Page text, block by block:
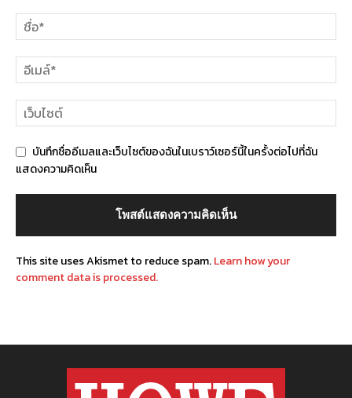
บันทึกชื่ออีเมลและเว็บไซต์ของฉันในเบราว์เซอร์นี้ในครั้งต่อไปที่ฉัน
แสดงความคิดเห็น
This site uses Akismet to reduce spam.Learn how your
comment data is processed.